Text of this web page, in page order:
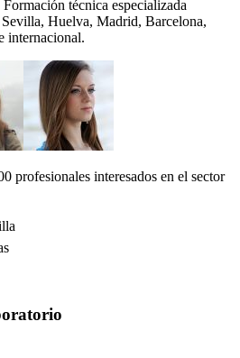
Formación técnica especializada
Sevilla, Huelva, Madrid, Barcelona,
internacional.
profesionales interesados en el sector